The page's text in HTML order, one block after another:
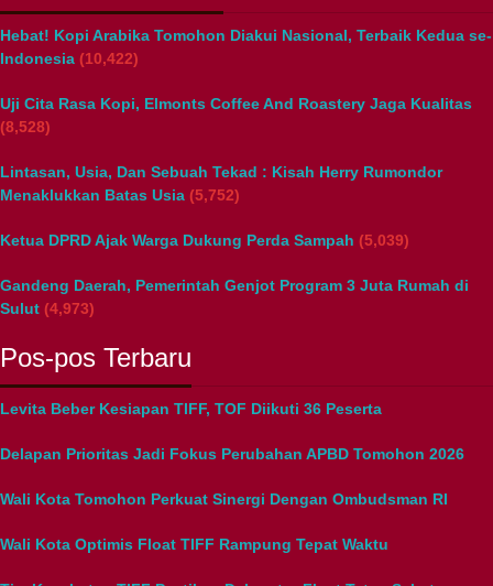
Hebat! Kopi Arabika Tomohon Diakui Nasional, Terbaik Kedua se-
Indonesia (10,422)
Uji Cita Rasa Kopi, Elmonts Coffee And Roastery Jaga Kualitas
(8,528)
Lintasan, Usia, Dan Sebuah Tekad : Kisah Herry Rumondor
Menaklukkan Batas Usia (5,752)
Ketua DPRD Ajak Warga Dukung Perda Sampah (5,039)
Gandeng Daerah, Pemerintah Genjot Program 3 Juta Rumah di
Sulut (4,973)
Pos-pos Terbaru
Levita Beber Kesiapan TIFF, TOF Diikuti 36 Peserta
Delapan Prioritas Jadi Fokus Perubahan APBD Tomohon 2026
Wali Kota Tomohon Perkuat Sinergi Dengan Ombudsman RI
Wali Kota Optimis Float TIFF Rampung Tepat Waktu